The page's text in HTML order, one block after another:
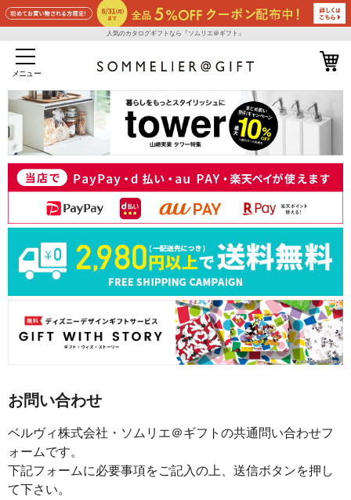
人気のカタログギフトなら『ソムリエ＠ギフト』
メニュー
お問い合わせ
ベルヴィ株式会社・ソムリエ＠ギフトの共通問い合わせフ
ォームです。
下記フォームに必要事項をご記入の上、送信ボタンを押し
て下さい。